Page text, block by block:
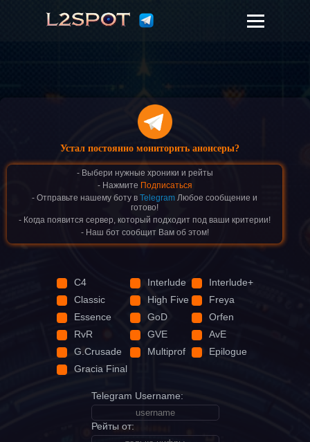
Устал постоянно мониторить анонсеры?
- Выбери нужные хроники и рейты
- Нажмите Подписаться
- Отправьте нашему боту в Telegram Любое сообщение и
готово!
- Когда появится сервер, который подходит под ваши критерии!
- Наш бот сообщит Вам об этом!
C4 Interlude
Interlude+
Classic
High Five
Freya
Essence
GoD
Orfen
RvR
GVE
AvE
G.Crusade
Multiprof
Epilogue
Gracia Final
Telegram Username:
Рейты от: